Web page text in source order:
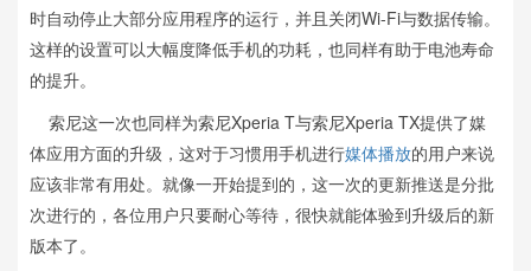
时自动停止大部分应用程序的运行，并且关闭Wi-Fi与数据传输。
这样的设置可以大幅度降低手机的功耗，也同样有助于电池寿命
的提升。
索尼这一次也同样为索尼Xperia T与索尼Xperia TX提供了媒
体应用方面的升级，这对于习惯用手机进行媒体播放的用户来说
应该非常有用处。就像一开始提到的，这一次的更新推送是分批
次进行的，各位用户只要耐心等待，很快就能体验到升级后的新
版本了。